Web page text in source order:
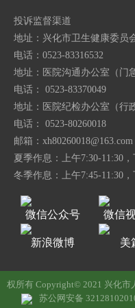
投诉监督渠道
地址：兴化市卫生健康委员
电话：0523-83316532
地址：医院沟通办公室（门
电话： 0523-83370049
地址：医院纪检办公室（行
电话： 0523-80260018
邮箱： xh80260018@163.com
夏季作息：上午7:30-11:30，
冬季作息：上午7:45-11:30，
微信公众号 微信
新浪微博 美
权所有 Copyright© 2021 兴化市
苏公网安备